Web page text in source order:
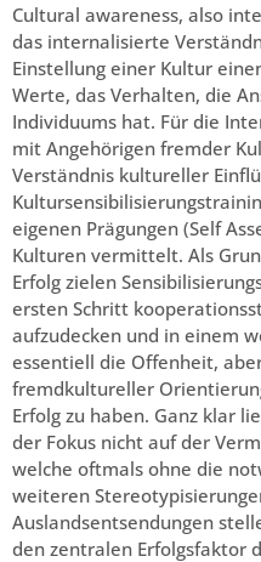
Cultural awareness, also
das internalisierte
Einstellung einer Kultur
Werte, das Verhalten, die
Individuums hat. Für die
mit Angehörigen fremder
Verständnis kultureller
eigenen Prägungen (Self
Kulturen vermittelt. Als
Erfolg zielen
ersten Schritt
aufzudecken und in einem
essentiell die Offenheit,
fremdkultureller
Erfolg zu haben. Ganz klar
der Fokus nicht auf der
welche oftmals ohne die
weiteren
Auslandsentsendungen
den zentralen Erfolgsfaktor